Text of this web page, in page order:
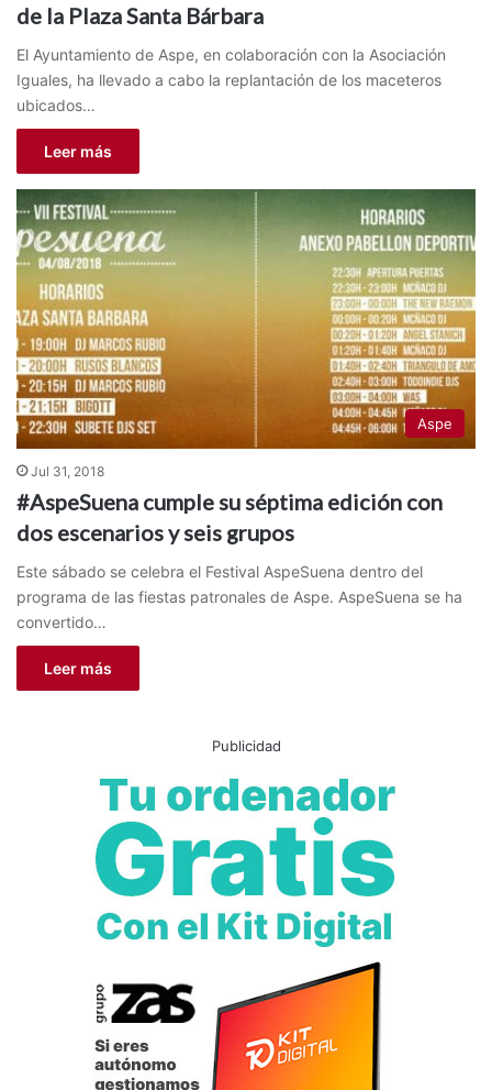
de la Plaza Santa Bárbara
El Ayuntamiento de Aspe, en colaboración con la Asociación
Iguales, ha llevado a cabo la replantación de los maceteros
ubicados…
Leer más
Aspe
Jul 31, 2018
#AspeSuena cumple su séptima edición con
dos escenarios y seis grupos
Este sábado se celebra el Festival AspeSuena dentro del
programa de las fiestas patronales de Aspe. AspeSuena se ha
convertido…
Leer más
Publicidad